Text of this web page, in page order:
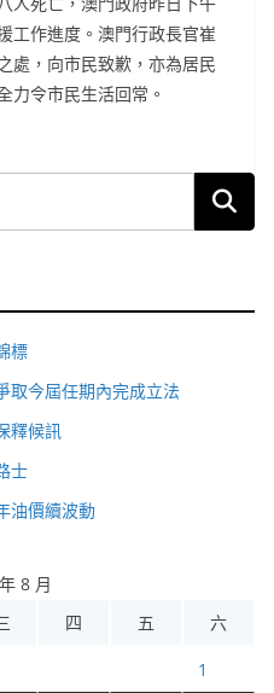
工作進度。澳門行政長官崔
處，向市民致歉，亦為居民
力令市民生活回常。
標
取今屆任期內完成立法
釋候訊
士
油價續波動
8 月
四 五 六
1